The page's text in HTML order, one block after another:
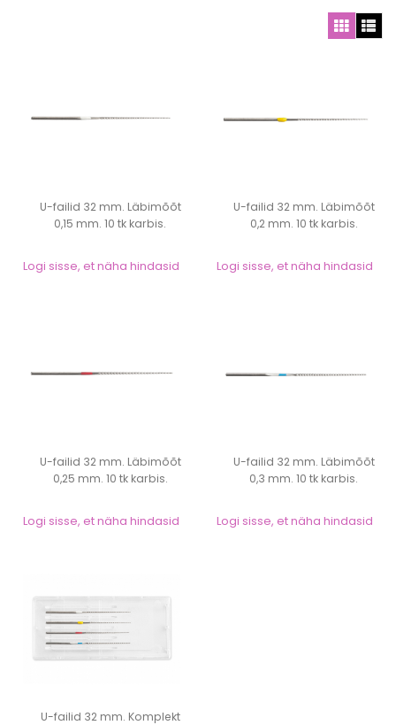
U-failid 32 mm. Läbimõõt
0,15 mm. 10 tk karbis.
Logi sisse, et näha hindasid
U-failid 32 mm. Läbimõõt
0,2 mm. 10 tk karbis.
Logi sisse, et näha hindasid
U-failid 32 mm. Läbimõõt
0,25 mm. 10 tk karbis.
Logi sisse, et näha hindasid
U-failid 32 mm. Läbimõõt
0,3 mm. 10 tk karbis.
Logi sisse, et näha hindasid
U-failid 32 mm. Komplekt